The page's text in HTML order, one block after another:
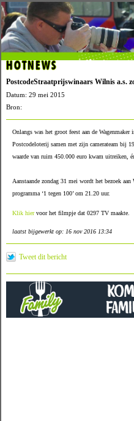
HOTNEWS
PostcodeStraatprijswinaars Wilnis a.s.
Datum: 29 mei 2015
Bron:
Onlangs was het groot feest aan de
Postcodeloterij samen met zijn camerateam bij
waarde van ruim 450.000 euro kwam uitreiken,
Aanstaande zondag 31 mei wordt het bezoek
programma ‘1 tegen 100’ om 21.20 uur.
Klik hiervoor het filmpje dat 0297 TV maakte.
laatst bijgewerkt op: 16 nov 2016 13:34
Tweet dit bericht